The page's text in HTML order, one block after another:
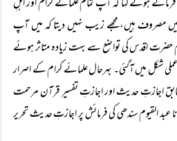
ہوئے کہا کہ آپ تمام علمائے کرام اور اہلِ
مصروف ہیں، مجھے زیب نہیں دیتا کہ میں آپ
اقدس کی تواضع سے بہت زیادہ متاثر ہوئے
شکل میں آگئی۔ بہرحال علمائے کرام کے اصرار
اجازتِ حدیث اور اجازتِ تفسیر قرآن مرحمت
القیوم سندھی کی فرمائش پر اجازتِ حدیث تحریر